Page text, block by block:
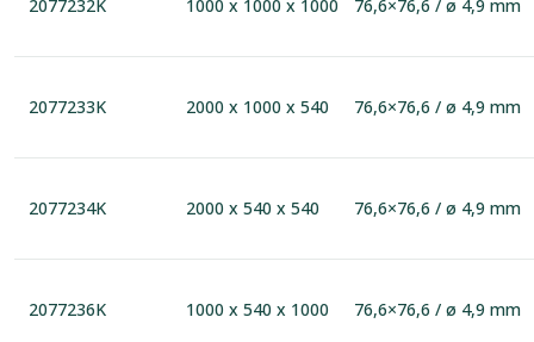
2077232K 1000 x 1000 x 1000 76,6×76,6 / ø 4,9 mm
2077233K 2000 x 1000 x 540 76,6×76,6 / ø 4,9 mm
2077234K 2000 x 540 x 540 76,6×76,6 / ø 4,9 mm
2077236K 1000 x 540 x 1000 76,6×76,6 / ø 4,9 mm